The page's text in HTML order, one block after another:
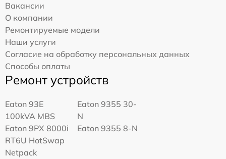
Вакансии
О компании
Ремонтируемые модели
Наши услуги
Согласие на обработку персональных данных
Способы оплаты
Ремонт устройств
Eaton 93E
100kVA MBS
Eaton 9355 30-
N
Eaton 9PX 8000i
RT6U HotSwap
Netpack
Eaton 9355 8-N